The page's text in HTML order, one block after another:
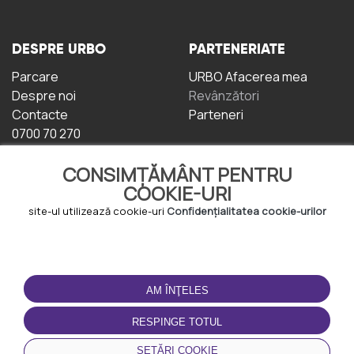
CONSIMȚĂMÂNT PENTRU
COOKIE-URI
site-ul utilizează cookie-uri Confidențialitatea cookie-urilor
AM ÎNŢELES
RESPINGE TOTUL
SETĂRI COOKIE
DESPRE URBO
Parcare
Despre noi
Contacte
0700 70 270
PARTENERIATE
URBO Afacerea mea
Revânzători
Parteneri
TERMENI DE UTILIZARE
Termeni și condiții
Politica de
Confidențialitate
Politica de cookie-uri
DESCĂRCAȚI
APLICAȚIA